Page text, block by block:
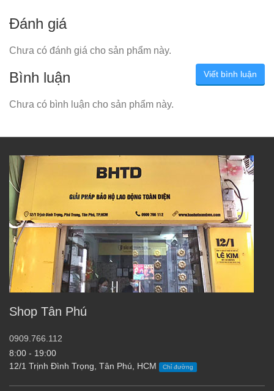
Đánh giá
Chưa có đánh giá cho sản phẩm này.
Viết bình luận
Bình luận
Chưa có bình luận cho sản phẩm này.
Shop Tân Phú
0909.766.112
8:00 - 19:00
12/1 Trịnh Đình Trọng, Tân Phú, HCM
Chỉ đường